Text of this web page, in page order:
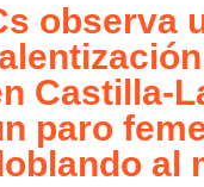
observa
Castilla-
paro
al